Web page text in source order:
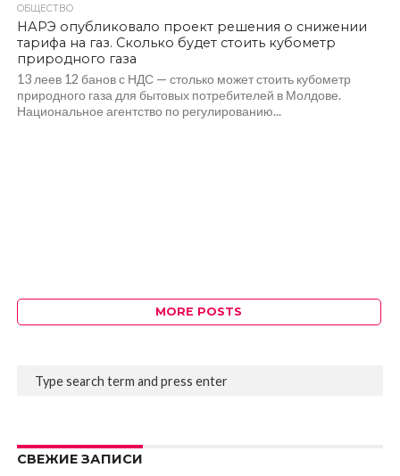
ОБЩЕСТВО
НАРЭ опубликовало проект решения о снижении
тарифа на газ. Сколько будет стоить кубометр
природного газа
13 леев 12 банов с НДС — столько может стоить кубометр
природного газа для бытовых потребителей в Молдове.
Национальное агентство по регулированию...
MORE POSTS
СВЕЖИЕ ЗАПИСИ